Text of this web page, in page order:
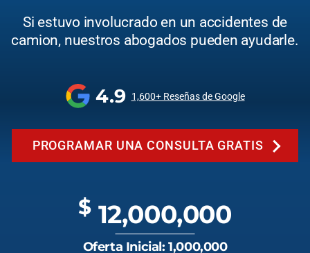
Si estuvo involucrado en un accidentes de
camion, nuestros abogados pueden ayudarle.
4.9 1,600+ Reseñas de Google
PROGRAMAR UNA CONSULTA GRATIS
$ 12,000,000
Oferta Inicial: 1,000,000